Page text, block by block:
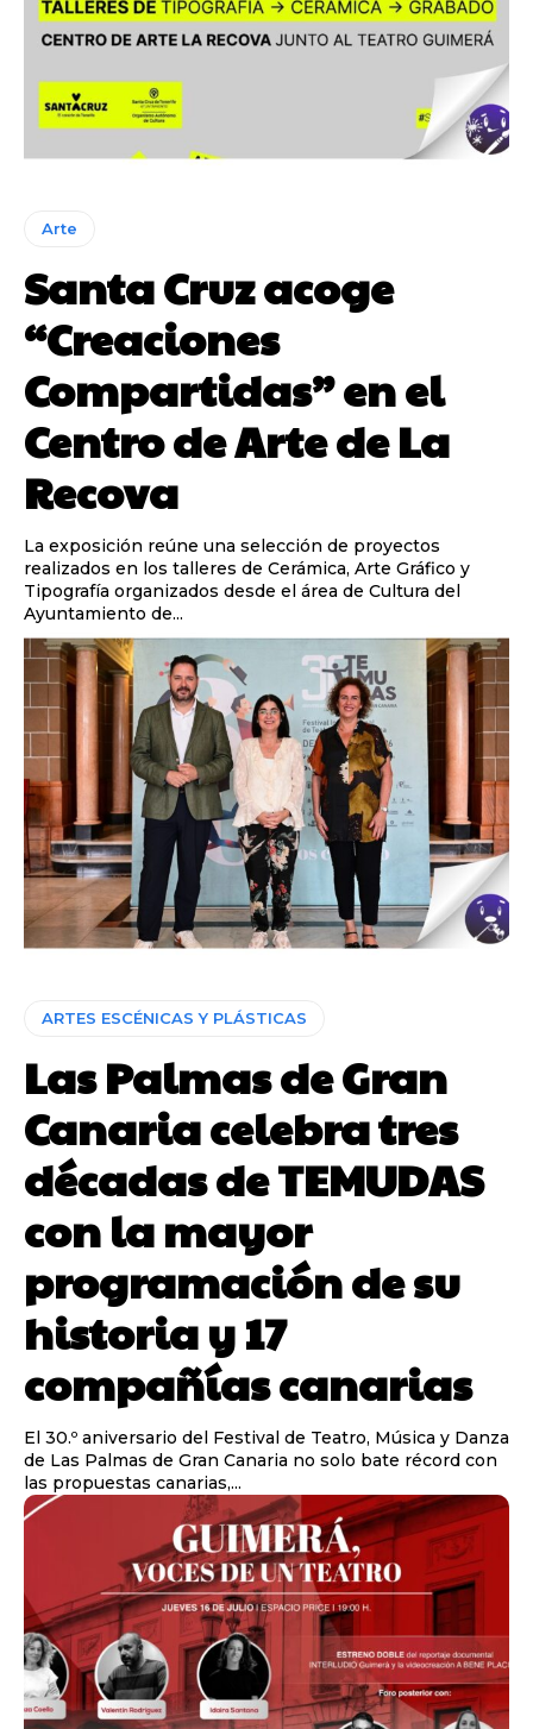
Arte
Santa Cruz acoge
“Creaciones
Compartidas” en el
Centro de Arte de La
Recova
La exposición reúne una selección de proyectos
realizados en los talleres de Cerámica, Arte Gráfico y
Tipografía organizados desde el área de Cultura del
Ayuntamiento de...
ARTES ESCÉNICAS Y PLÁSTICAS
Las Palmas de Gran
Canaria celebra tres
décadas de TEMUDAS
con la mayor
programación de su
historia y 17
compañías canarias
El 30.º aniversario del Festival de Teatro, Música y Danza
de Las Palmas de Gran Canaria no solo bate récord con
las propuestas canarias,...